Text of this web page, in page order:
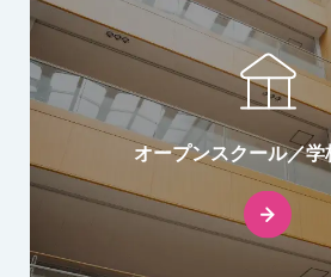
オープンスクール／